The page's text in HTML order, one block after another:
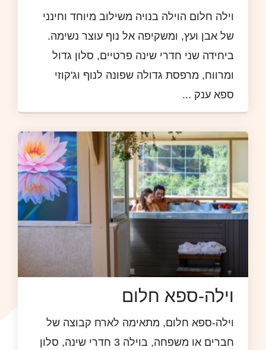
וילה חלום הוילה בנויה משילוב מיוחד וחינני
של אבן ועץ, ומשקיפה אל נוף עוצר נשימה.
ביחידה שני חדרי שינה פרטיים, סלון גדול
ומרווח, מרפסת גדולה שפונה לנוף וג'קוזי
ספא ענק ...
וילה-ספא חלום
וילה-ספא חלום, מתאימה לארח קבוצה של
חברים או משפחה, בוילה 3 חדרי שינה, סלון